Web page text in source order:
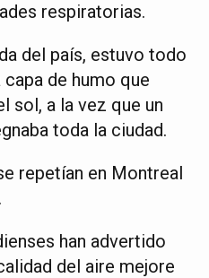
respiratorias.
del país, estuvo todo
de humo que
sol, a la vez que un
toda la ciudad.
repetían en Montreal
han advertido
del aire mejore